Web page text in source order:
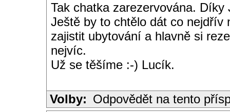
Tak chatka zarezervována.
Ještě by to chtělo dát co nejdřív
zajistit ubytování a hlavně si
nejvíc.
Už se těšíme :-) Lucík.
Volby: Odpovědět na tento